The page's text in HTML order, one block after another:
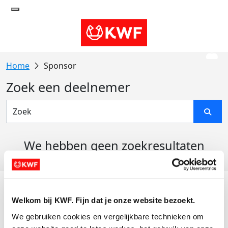
Welkom bij KWF. Fijn dat je onze website bezoekt.
We gebruiken cookies en vergelijkbare technieken om
Sponsor
Zoek een deelnemer
We hebben geen zoekresultaten
Actiematerialen
Evenementen